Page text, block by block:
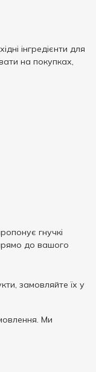
інгредієнти для
на покупках,
гнучкі
до вашого
замовляйте їх у
Ми